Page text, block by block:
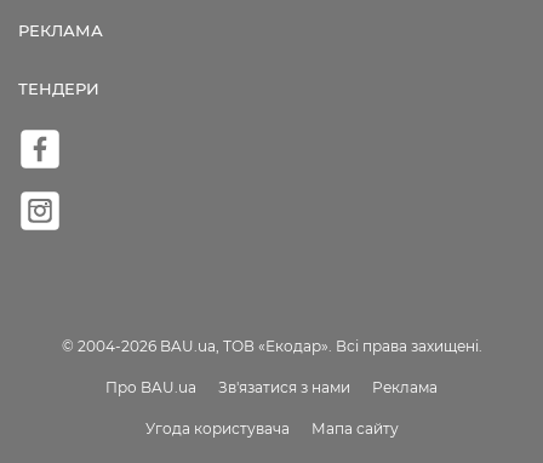
РЕКЛАМА
ТЕНДЕРИ
© 2004-2026 BAU.ua, ТОВ «Екодар». Всі права захищені.
Про BAU.ua Зв'язатися з нами Реклама
Угода користувача Мапа сайту